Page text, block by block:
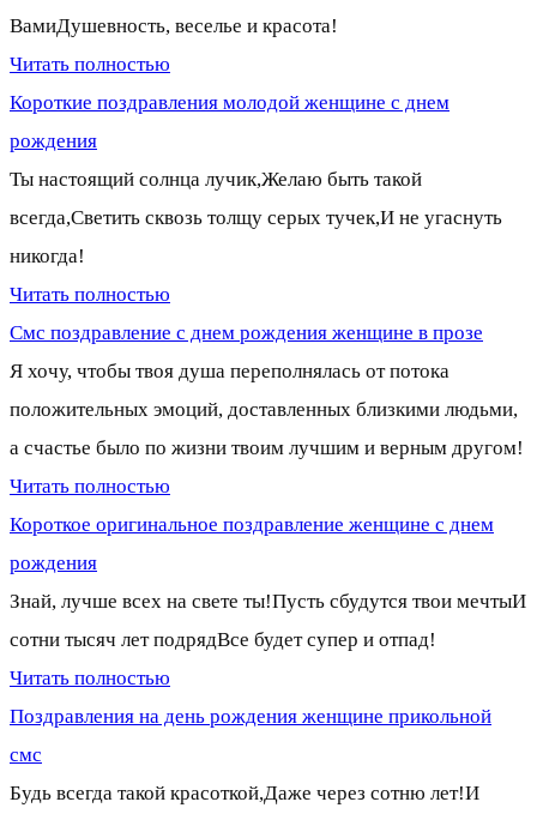
ВамиДушевность, веселье и красота!
Читать полностью
Короткие поздравления молодой женщине с днем
рождения
Ты настоящий солнца лучик,Желаю быть такой
всегда,Светить сквозь толщу серых тучек,И не угаснуть
никогда!
Читать полностью
Смс поздравление с днем рождения женщине в прозе
Я хочу, чтобы твоя душа переполнялась от потока
положительных эмоций, доставленных близкими людьми,
а счастье было по жизни твоим лучшим и верным другом!
Читать полностью
Короткое оригинальное поздравление женщине с днем
рождения
Знай, лучше всех на свете ты!Пусть сбудутся твои мечтыИ
сотни тысяч лет подрядВсе будет супер и отпад!
Читать полностью
Поздравления на день рождения женщине прикольной
смс
Будь всегда такой красоткой,Даже через сотню лет!И